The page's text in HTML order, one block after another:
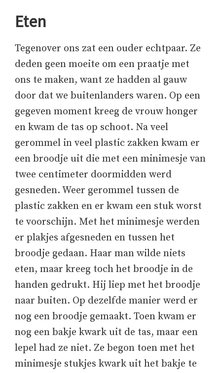
Eten
Tegenover ons zat een ouder echtpaar. Ze
deden geen moeite om een praatje met
ons te maken, want ze hadden al gauw
door dat we buitenlanders waren. Op een
gegeven moment kreeg de vrouw honger
en kwam de tas op schoot. Na veel
gerommel in veel plastic zakken kwam er
een broodje uit die met een minimesje van
twee centimeter doormidden werd
gesneden. Weer gerommel tussen de
plastic zakken en er kwam een stuk worst
te voorschijn. Met het minimesje werden
er plakjes afgesneden en tussen het
broodje gedaan. Haar man wilde niets
eten, maar kreeg toch het broodje in de
handen gedrukt. Hij liep met het broodje
naar buiten. Op dezelfde manier werd er
nog een broodje gemaakt. Toen kwam er
nog een bakje kwark uit de tas, maar een
lepel had ze niet. Ze begon toen met het
minimesje stukjes kwark uit het bakje te